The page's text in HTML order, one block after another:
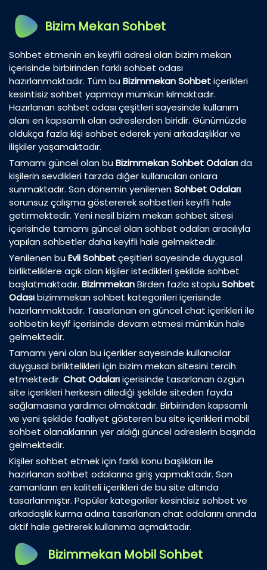
Bizim Mekan Sohbet
Sohbet etmenin en keyifli adresi olan bizim mekan
içerisinde birbirinden farklı sohbet odası
hazırlanmaktadır. Tüm buBizimmekan Sohbetiçerikleri
kesintisiz sohbet yapmayı mümkün kılmaktadır.
Hazırlanan sohbet odası çeşitleri sayesinde kullanım
alanı en kapsamlı olan adreslerden biridir. Günümüzde
oldukça fazla kişi sohbet ederek yeni arkadaşlıklar ve
ilişkiler yaşamaktadır.
Tamamı güncel olan buBizimmekan Sohbet Odalarıda
kişilerin sevdikleri tarzda diğer kullanıcıları onlara
sunmaktadır. Son dönemin yenilenenSohbet Odaları
sorunsuz çalışma göstererek sohbetleri keyifli hale
getirmektedir. Yeni nesil bizim mekan sohbet sitesi
içerisinde tamamı güncel olan sohbet odaları aracılıyla
yapılan sohbetler daha keyifli hale gelmektedir.
Yenilenen buEvli Sohbetçeşitleri sayesinde duygusal
birlikteliklere açık olan kişiler istedikleri şekilde sohbet
başlatmaktadır. BizimmekanBirden fazla stopluSohbet
Odasıbizimmekan sohbet kategorileri içerisinde
hazırlanmaktadır. Tasarlanan en güncel chat içerikleri ile
sohbetin keyif içerisinde devam etmesi mümkün hale
gelmektedir.
Tamamı yeni olan bu içerikler sayesinde kullanıcılar
duygusal birliktelikleri için bizim mekan sitesini tercih
etmektedir. Chat Odalarıiçerisinde tasarlanan özgün
site içerikleri herkesin dilediği şekilde siteden fayda
sağlamasına yardımcı olmaktadır. Birbirinden kapsamlı
ve yeni şekilde faaliyet gösteren bu site içerikleri mobil
sohbet olanaklarının yer aldığı güncel adreslerin başında
gelmektedir.
Kişiler sohbet etmek için farklı konu başlıkları ile
hazırlanan sohbet odalarına giriş yapmaktadır. Son
zamanların en kaliteli içerikleri de bu site altında
tasarlanmıştır. Popüler kategoriler kesintisiz sohbet ve
arkadaşlık kurma adına tasarlanan chat odalarını anında
aktif hale getirerek kullanıma açmaktadır.
Bizimmekan Mobil Sohbet